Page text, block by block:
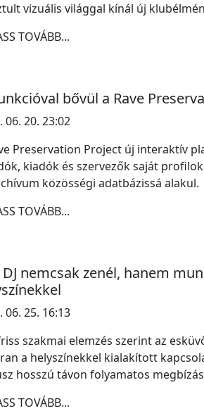
vizuális világgal kínál új
TOVÁBB...
bővül a Rave
06. 20. 23:02
Preservation Project új interaktív
kiadók és szervezők saját
közösségi adatbázissá alakul.
TOVÁBB...
nemcsak zenél, hanem
06. 25. 16:13
szakmai elemzés szerint az
a helyszínekkel kialakított
hosszú távon folyamatos
TOVÁBB...